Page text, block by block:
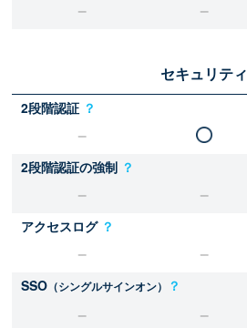
セキュリティ
2段階認証 ？
2段階認証の強制 ？
アクセスログ ？
SSO （シングルサインオン） ？